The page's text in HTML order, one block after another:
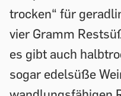
trocken“ für
vier Gramm
es gibt auch
sogar edelsüße